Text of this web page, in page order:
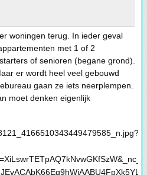
woningen terug. In ieder geval
met 1 of 2
of senioren (begane grond).
er wordt heel veel gebouwd
gaan ze iets neerplempen.
moet denken eigenlijk